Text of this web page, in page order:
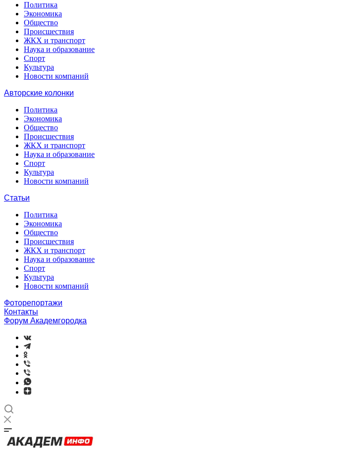
Политика
Экономика
Общество
Происшествия
ЖКХ и транспорт
Наука и образование
Спорт
Культура
Новости компаний
Авторские колонки
Политика
Экономика
Общество
Происшествия
ЖКХ и транспорт
Наука и образование
Спорт
Культура
Новости компаний
Статьи
Политика
Экономика
Общество
Происшествия
ЖКХ и транспорт
Наука и образование
Спорт
Культура
Новости компаний
Фоторепортажи
Контакты
Форум Академгородка